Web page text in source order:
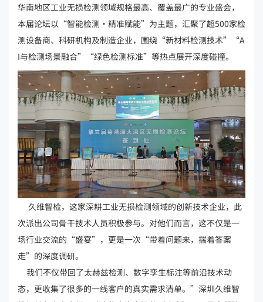
华南地区工业无损检测领域规格最高、覆盖最广的专业盛会，
本届论坛以“智能检测·精准赋能”为主题，汇聚了超500家检
测设备商、科研机构及制造企业，围绕“新材料检测技术”“A
I与检测场景融合”“绿色检测标准”等热点展开深度碰撞。
久维智检，这家深耕工业无损检测领域的创新技术企业，此
次派出公司骨干技术人员积极参与。对他们而言，这不仅是一
场行业交流的“盛宴”，更是一次“带着问题来，揣着答案
走”的深度调研。
我们不仅带回了太赫兹检测、数字孪生标注等前沿技术动
态，更收集了很多的一线客户的真实需求清单。”深圳久维智